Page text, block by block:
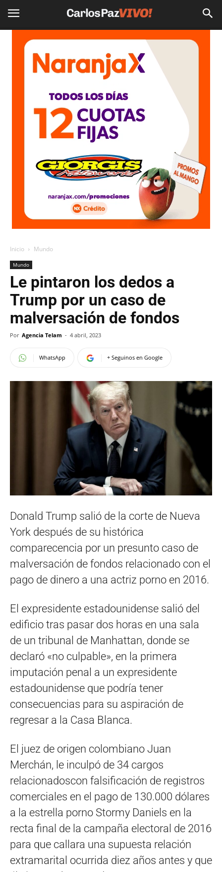
Inicio Mundo
Mundo
Le pintaron los dedos a
Trump por un caso de
malversación de fondos
Por Agencia Telam - 4 abril, 2023
WhatsApp + Seguinos en Google
Donald Trump salió de la corte de Nueva
York después de su histórica
comparecencia por un presunto caso de
malversación de fondos relacionado con el
pago de dinero a una actriz porno en 2016.
El expresidente estadounidense salió del
edificio tras pasar dos horas en una sala
de un tribunal de Manhattan, donde se
declaró «no culpable», en la primera
imputación penal a un expresidente
estadounidense que podría tener
consecuencias para su aspiración de
regresar a la Casa Blanca.
El juez de origen colombiano Juan
Merchán, le inculpó de 34 cargos
relacionadoscon falsificación de registros
comerciales en el pago de 130.000 dólares
a la estrella porno Stormy Daniels en la
recta final de la campaña electoral de 2016
para que callara una supuesta relación
extramarital ocurrida diez años antes y que